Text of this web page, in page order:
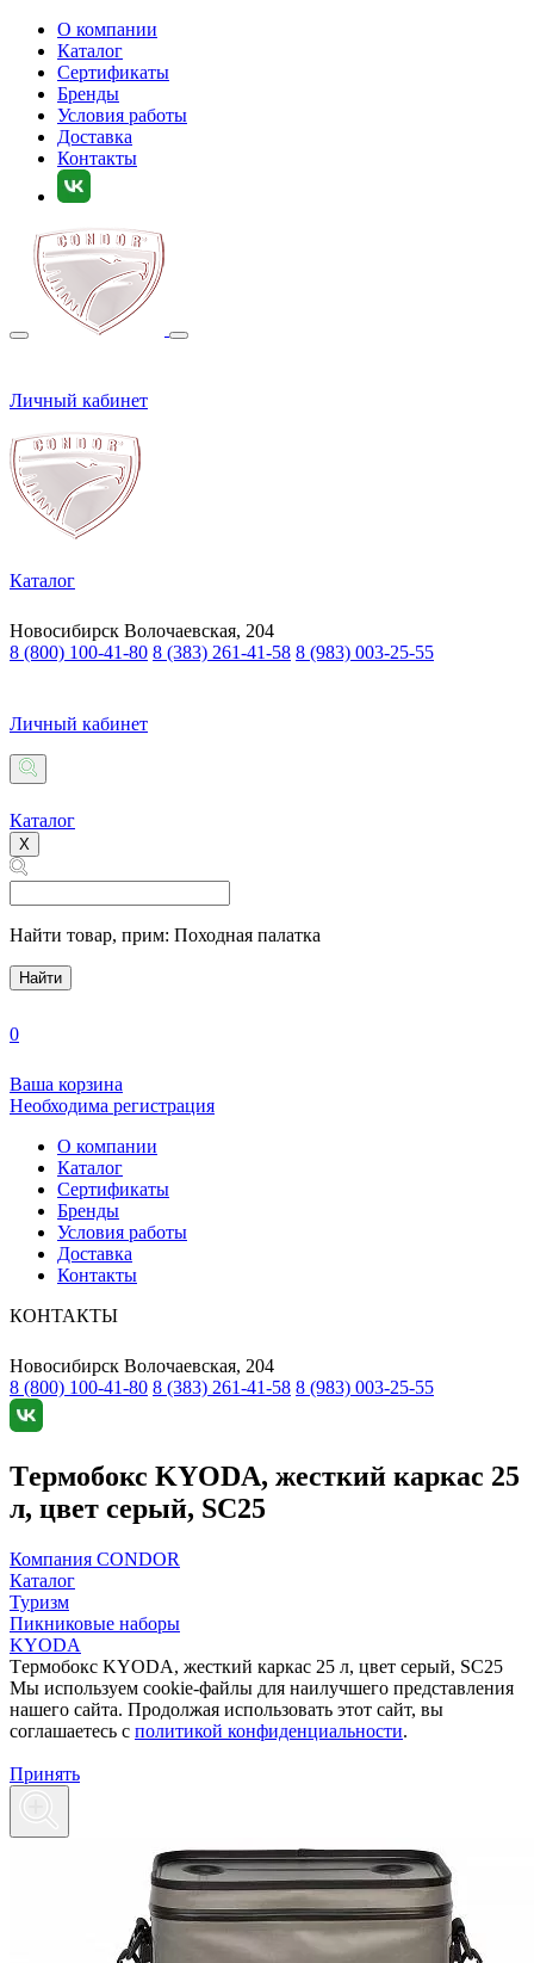
О компании
Каталог
Сертификаты
Бренды
Условия работы
Доставка
Контакты
Личный кабинет
Каталог
Новосибирск Волочаевская, 204
8 (800) 100-41-80 8 (383) 261-41-58 8 (983) 003-25-55
Личный кабинет
Каталог
X
Найти товар, прим: Походная палатка
Найти
0
Ваша корзина
Необходима регистрация
О компании
Каталог
Сертификаты
Бренды
Условия работы
Доставка
Контакты
КОНТАКТЫ
Новосибирск Волочаевская, 204
8 (800) 100-41-80 8 (383) 261-41-58 8 (983) 003-25-55
Tермобокс KYODA, жесткий каркас 25
л, цвет серый, SC25
Компания CONDOR
Каталог
Туризм
Пикниковые наборы
KYODA
Tермобокс KYODA, жесткий каркас 25 л, цвет серый, SC25
Мы используем cookie-файлы для наилучшего представления
нашего сайта. Продолжая использовать этот сайт, вы
соглашаетесь c политикой конфиденциальности.
Принять